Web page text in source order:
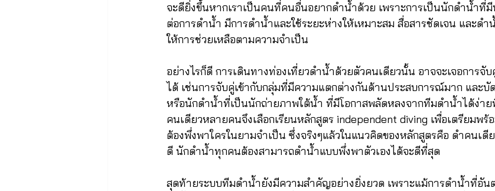
จะดียิ่งขึ้นหากเราเป็นคนที่คนอื่นอยากดำน้ำด้วย เพราะการเป็นนักดำน้ำ
ต่อการดำน้ำ มีการดำน้ำและใช้ระยะห่างให้เหมาะสม สื่อสารชัดเจน และด
ให้การช่วยเหลือตามความจำเป็น
อย่างไรก็ดี การเดินทางท่องเที่ยวดำน้ำด้วยตัวคนเดียวนั้น อาจจะเจอการจั
ได้ เช่นการจับคู่เข้ากับกลุ่มที่มีความแตกต่างกันด้านประสบการณ์มาก และบั
หรือนักดำน้ำที่เป็นนักถ่ายภาพใต้น้ำ ที่มีโอกาสพลัดหลงจากทีมดำน้ำได้ง่า
คนเดียวหลายคนจึงเลือกเรียนหลักสูตร independent diving เพื่อเตรียมพ
ต้องพึ่งพาใครในยามจำเป็น ซึ่งจริงๆแล้วในแนวคิดของหลักสูตรคือ ดำคนเดี
ดี นักดำน้ำทุกคนต้องสามารถดำน้ำแบบพึ่งพาตัวเองได้จะดีที่สุด
สุดท้ายระบบทีมดำน้ำยังมีความสำคัญอย่างยิ่งยวด เพราะแม้การดำน้ำที่อัน